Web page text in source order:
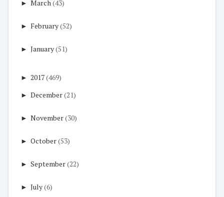
► March(43)
► February(52)
► January(51)
► 2017(469)
► December(21)
► November(30)
► October(53)
► September(22)
► July(6)